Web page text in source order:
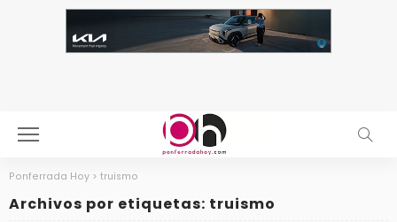
Ponferrada Hoy > truismo
Archivos por etiquetas: truismo